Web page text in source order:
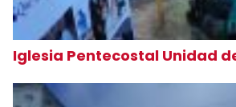
Iglesia Pentecostal Unidad